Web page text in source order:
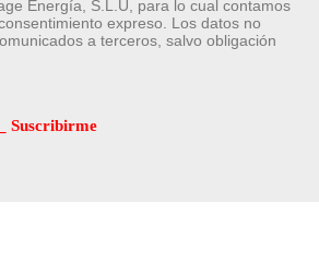
Energía, S.L.U, para lo cual contamos
expreso. Los datos no
a terceros, salvo obligación